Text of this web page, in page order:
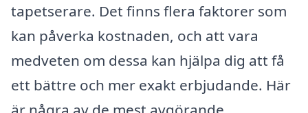
tapetserare. Det finns flera faktorer som
kan påverka kostnaden, och att vara
medveten om dessa kan hjälpa dig att få
ett bättre och mer exakt erbjudande. Här